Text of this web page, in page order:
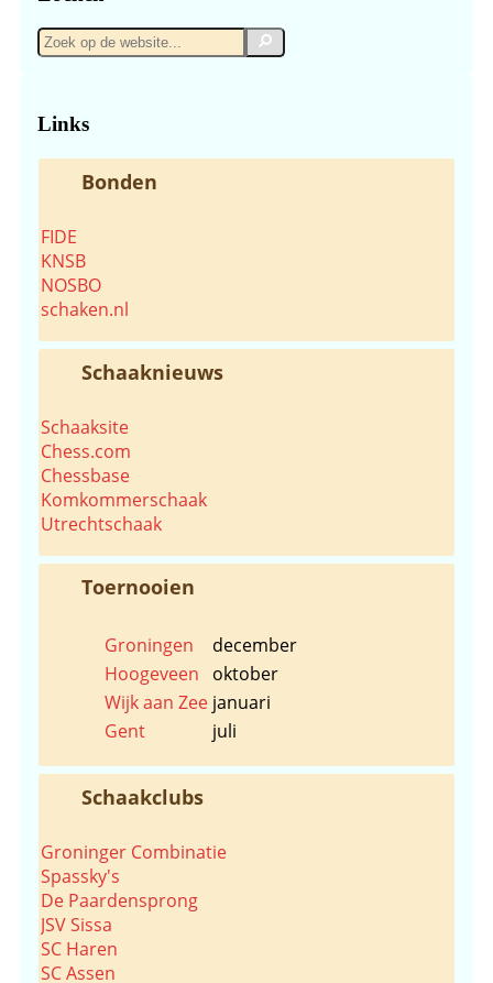
Zoek
op
Zoek
Links
Bonden
FIDE
KNSB
NOSBO
schaken.nl
Schaaknieuws
Schaaksite
Chess.com
Chessbase
Komkommerschaak
Utrechtschaak
Toernooien
Groningen
december
Hoogeveen
oktober
Wijk aan Zee januari
Gent
juli
Schaakclubs
Groninger Combinatie
Spassky's
De Paardensprong
JSV Sissa
SC Haren
SC Assen